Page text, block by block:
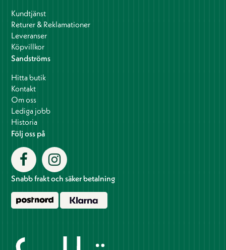
Kundtjänst
Returer & Reklamationer
Leveranser
Köpvillkor
Sandströms
Hitta butik
Kontakt
Om oss
Lediga jobb
Historia
Följ oss på
Snabb frakt och säker betalning